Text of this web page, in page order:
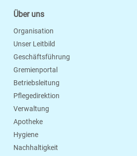
Über uns
Organisation
Unser Leitbild
Geschäftsführung
Gremienportal
Betriebsleitung
Pflegedirektion
Verwaltung
Apotheke
Hygiene
Nachhaltigkeit